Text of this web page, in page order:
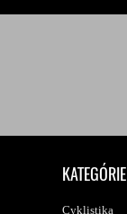
KATEGÓRIE
Cyklistika